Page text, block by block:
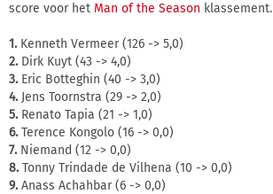
score voor het Man of the Season klassement.
1.Kenneth Vermeer (126 -> 5,0)
2.Dirk Kuyt (43 -> 4,0)
3.Eric Botteghin (40 -> 3,0)
4.Jens Toornstra (29 -> 2,0)
5.Renato Tapia (21 -> 1,0)
6.Terence Kongolo (16 -> 0,0)
7.Niemand (12 -> 0,0)
8.Tonny Trindade de Vilhena (10 -> 0,0)
9.Anass Achahbar (6 -> 0,0)